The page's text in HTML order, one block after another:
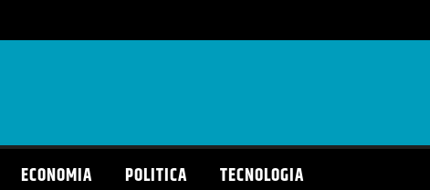
ECONOMIA POLITICA TECNOLOGIA